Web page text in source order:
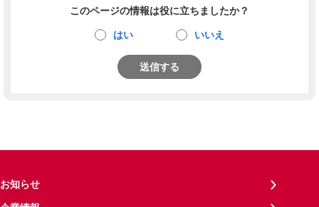
このページの情報は役に立ちましたか？
はい いいえ
送信する
お知らせ